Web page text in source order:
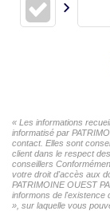
« Les informations
informatisé par
contact. Elles sont
client dans le respect
conseillers
votre droit d'accès aux
PATRIMOINE OUEST
informons de l'existence
», sur laquelle vous